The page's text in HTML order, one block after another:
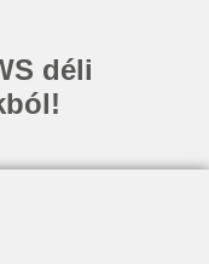
déli